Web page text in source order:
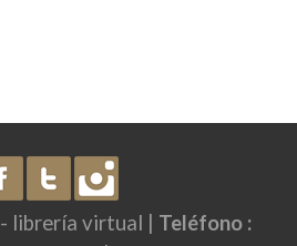
- librería virtual | Teléfono :